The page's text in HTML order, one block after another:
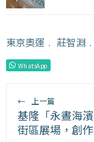
東京奧運 ﹒ 莊智淵 ﹒
WhatsApp
← 上一篇
基隆「永晝海
街區展場，創